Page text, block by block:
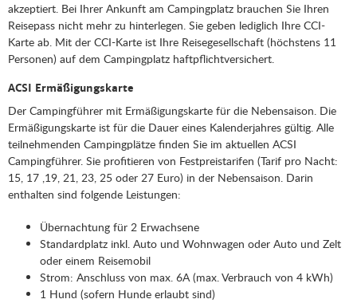
akzeptiert. Bei Ihrer Ankunft am Campingplatz brauchen Sie Ihren
Reisepass nicht mehr zu hinterlegen. Sie geben lediglich Ihre CCI-
Karte ab. Mit der CCI-Karte ist Ihre Reisegesellschaft (höchstens 11
Personen) auf dem Campingplatz haftpflichtversichert.
ACSI Ermäßigungskarte
Der Campingführer mit Ermäßigungskarte für die Nebensaison. Die
Ermäßigungskarte ist für die Dauer eines Kalenderjahres gültig. Alle
teilnehmenden Campingplätze finden Sie im aktuellen ACSI
Campingführer. Sie profitieren von Festpreistarifen (Tarif pro Nacht:
15, 17 ,19, 21, 23, 25 oder 27 Euro) in der Nebensaison. Darin
enthalten sind folgende Leistungen:
Übernachtung für 2 Erwachsene
Standardplatz inkl. Auto und Wohnwagen oder Auto und Zelt
oder einem Reisemobil
Strom: Anschluss von max. 6A (max. Verbrauch von 4 kWh)
1 Hund (sofern Hunde erlaubt sind)